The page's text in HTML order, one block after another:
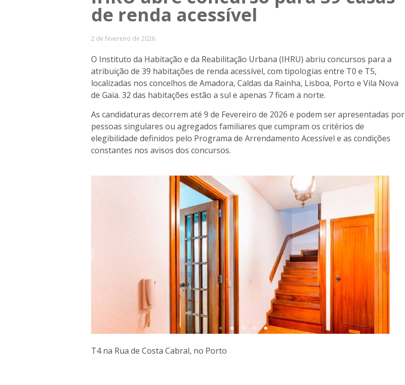
de renda acessível
2 de fevereiro de 2026
O Instituto da Habitação e da Reabilitação Urbana (IHRU) abriu concursos para a
atribuição de 39 habitações de renda acessível, com tipologias entre T0 e T5,
localizadas nos concelhos de Amadora, Caldas da Rainha, Lisboa, Porto e Vila Nova
de Gaia.32 das habitações estão a sul e apenas 7 ficam a norte.
As candidaturas decorrem até 9 de Fevereiro de 2026 e podem ser apresentadas por
pessoas singulares ou agregados familiares que cumpram os critérios de
elegibilidade definidos pelo Programa de Arrendamento Acessível e as condições
constantes nos avisos dos concursos.
T4 na Rua de Costa Cabral, no Porto